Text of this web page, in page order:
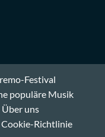
Festival
populäre Musik
Über uns
Cookie-Richtlinie